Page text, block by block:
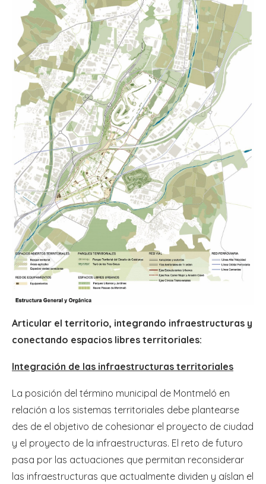
Articular el territorio, integrando infraestructuras y
conectando espacios libres territoriales:
Integración de las infraestructuras territoriales
La posición del término municipal de Montmeló en
relación a los sistemas territoriales debe plantearse
des de el objetivo de cohesionar el proyecto de ciudad
y el proyecto de la infraestructuras. El reto de futuro
pasa por las actuaciones que permitan reconsiderar
las infraestructuras que actualmente dividen y aíslan el